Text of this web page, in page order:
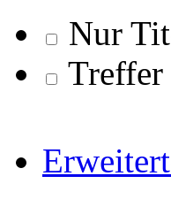
Nur
Treffer